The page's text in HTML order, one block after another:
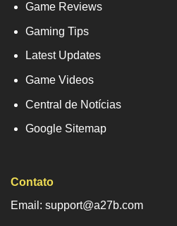
Game Reviews
Gaming Tips
Latest Updates
Game Videos
Central de Notícias
Google Sitemap
Contato
Email: support@a27b.com